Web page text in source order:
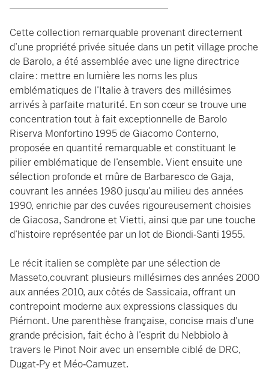
Cette collection remarquable provenant directement
d’une propriété privée située dans un petit village proche
de Barolo, a été assemblée avec une ligne directrice
claire : mettre en lumière les noms les plus
emblématiques de l’Italie à travers des millésimes
arrivés à parfaite maturité. En son cœur se trouve une
concentration tout à fait exceptionnelle de Barolo
Riserva Monfortino 1995 de Giacomo Conterno,
proposée en quantité remarquable et constituant le
pilier emblématique de l’ensemble. Vient ensuite une
sélection profonde et mûre de Barbaresco de Gaja,
couvrant les années 1980 jusqu’au milieu des années
1990, enrichie par des cuvées rigoureusement choisies
de Giacosa, Sandrone et Vietti, ainsi que par une touche
d’histoire représentée par un lot de Biondi‑Santi 1955.
Le récit italien se complète par une sélection de
Masseto,couvrant plusieurs millésimes des années 2000
aux années 2010, aux côtés de Sassicaia, offrant un
contrepoint moderne aux expressions classiques du
Piémont. Une parenthèse française, concise mais d'une
grande précision, fait écho à l’esprit du Nebbiolo à
travers le Pinot Noir avec un ensemble ciblé de DRC,
Dugat‑Py et Méo‑Camuzet.